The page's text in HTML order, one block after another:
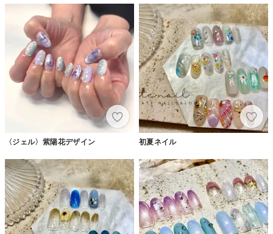
〈ジェル〉紫陽花デザイン 初夏ネイル